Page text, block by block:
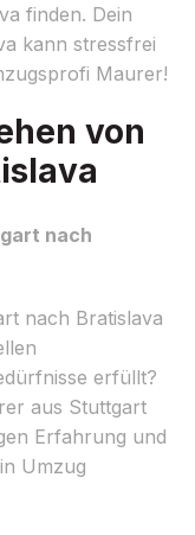
finden. Dein
kann stressfrei
Maurer!
von
nach
nach Bratislava
erfüllt?
aus Stuttgart
Erfahrung und
Umzug